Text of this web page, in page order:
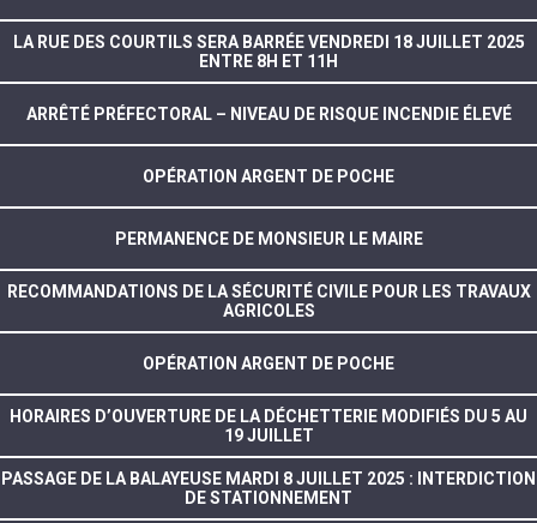
LA RUE DES COURTILS SERA BARRÉE VENDREDI 18 JUILLET 2025
ENTRE 8H ET 11H
ARRÊTÉ PRÉFECTORAL – NIVEAU DE RISQUE INCENDIE ÉLEVÉ
OPÉRATION ARGENT DE POCHE
PERMANENCE DE MONSIEUR LE MAIRE
RECOMMANDATIONS DE LA SÉCURITÉ CIVILE POUR LES TRAVAUX
AGRICOLES
OPÉRATION ARGENT DE POCHE
HORAIRES D’OUVERTURE DE LA DÉCHETTERIE MODIFIÉS DU 5 AU
19 JUILLET
PASSAGE DE LA BALAYEUSE MARDI 8 JUILLET 2025 : INTERDICTION
DE STATIONNEMENT